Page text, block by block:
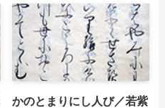
かのとまりにし人び／若紫